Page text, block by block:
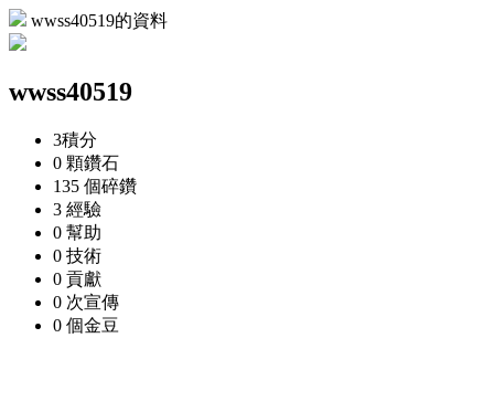
wwss40519的資料
wwss40519
3積分
0 顆鑽石
135 個碎鑽
3 經驗
0 幫助
0 技術
0 貢獻
0 次宣傳
0 個金豆